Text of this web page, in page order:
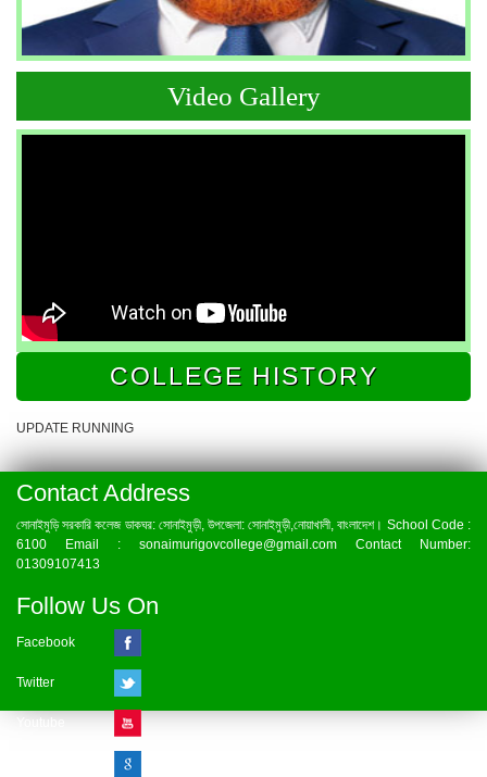
Video Gallery
COLLEGE HISTORY
UPDATE RUNNING
Contact Address
সোনাইমুড়ি সরকারি কলেজ ডাকঘর: সোনাইমুড়ী, উপজেলা: সোনাইমুড়ী,নোয়াখালী, বাংলাদেশ। School Code :
6100 Email : sonaimurigovcollege@gmail.com Contact Number:
01309107413
Follow Us On
Facebook
Twitter